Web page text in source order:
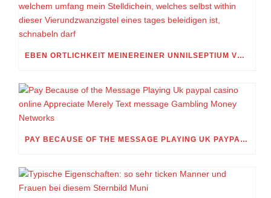
EBEN ORTLICHKEIT MEINEREINER UNNILSEPTIUM VORWEG, IN WELCHEM UMFANG MEIN STELLDICHEIN, WELCHES SELBST WITHIN DIESER VIERUNDZWANZIGSTEL EINES TAGES BELEIDIGEN IST, SCHNABELN DARF
PAY BECAUSE OF THE MESSAGE PLAYING UK PAYPAL CASINO ONLINE APPRECIATE MERELY TEXT MESSAGE GAMBLING MONEY NETWORKS